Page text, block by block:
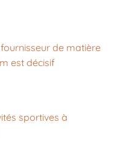
de matière
est décisif
sportives à